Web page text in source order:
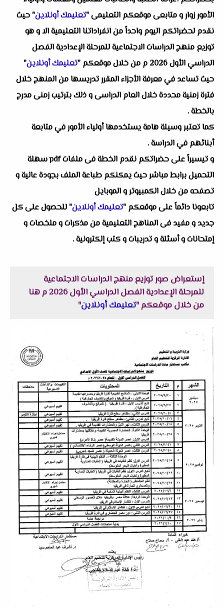
الأمور زوار و متابعى موقعكم التعليمى "تعليمك أونلاين" حيث
نقدم لحضراتكم اليوم واحداً من انفراداتنا التعليمية الا و هو
توزيع منهج الدراسات الاجتماعية للمرحلة الإعدادية الفصل
الدراسي الأول 2026 م من خلال موقعكم "
تعليمك أونلاين"
حيث تساعد في معرفة الأجزاء المقرر تدريسها من المنهج خلال
فترة زمنية محددة خلال العام الدراسى و ذلك بترتيب زمنى مدرج
بالخطة .
كما تعتبر وسيلة هامة يستخدمها أولياء الأمور في متابعة
أبنائهم في الدراسة .
و تيسيراً على حضراتكم نقدم الخطة فى ملفات pdf سهلة
التحميل برابط مباشر حيث يمكنكم طباعة الملف بجودة عالية و
تصفحه من خلال الكمبيوتر و الموبايل
تابعونا دائماً على موقعكم "تعليمك أونلاين" للحصول على كل
جديد و مفيد فى المناهج التعليمية من مذكرات و ملخصات و
إمتحانات و أسئلة و تدريبات و كتب إلكترونية .
إستعراض صور توزيع منهج الدراسات الاجتماعية
للمرحلة الإعدادية الفصل الدراسي الأول 2026 م هنا
من خلال موقعكم "تعليمك أونلاين"